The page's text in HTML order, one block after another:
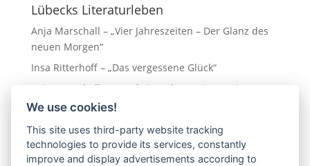
Lübecks Literaturleben
Anja Marschall – „Vier Jahreszeiten – Der Glanz des
neuen Morgen“
Insa Ritterhoff – „Das vergessene Glück“
Anja Marschall – „Hotel Vier Jahreszeiten – Ein Traum
in Gold“
Eva Almstädt „Ostseedämmerung“
Leo Hansen – „Napoli am Ostseestrand“
We use cookies!
This site uses third-party website tracking
technologies to provide its services, constantly
improve and display advertisements according to